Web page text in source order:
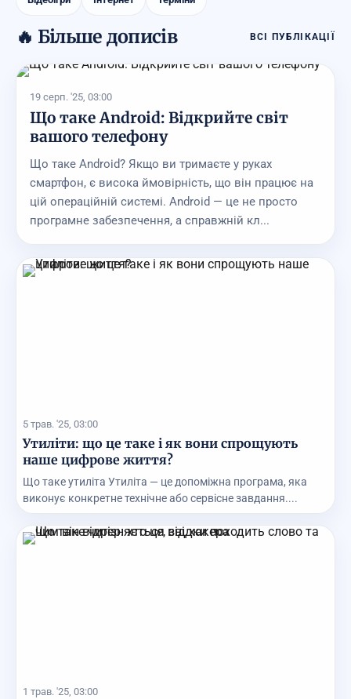
🔥 Більше дописів ВСІ ПУБЛІКАЦІЇ
19 серп. '25, 03:00
Що таке Android: Відкрийте світ
вашого телефону
Що таке Android? Якщо ви тримаєте у руках
смартфон, є висока ймовірність, що він працює на
цій операційній системі. Android — це не просто
програмне забезпечення, а справжній кл...
5 трав. '25, 03:00
Утиліти: що це таке і як вони спрощують
наше цифрове життя?
Що таке утиліта Утиліта — це допоміжна програма, яка
виконує конкретне технічне або сервісне завдання....
1 трав. '25, 03:00